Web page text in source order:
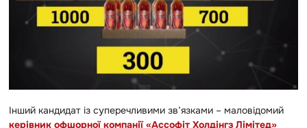
Інший кандидат із суперечливими зв’язками – маловідомий
керівник офшорної компанії «Ассофіт Холдінгз Лімітед»